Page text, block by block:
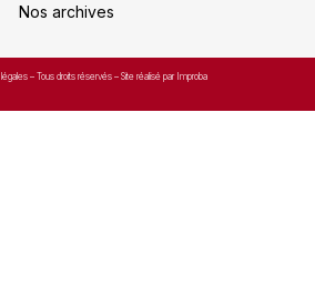
Nos archives
– Tous droits réservés – Site réalisé par Improba